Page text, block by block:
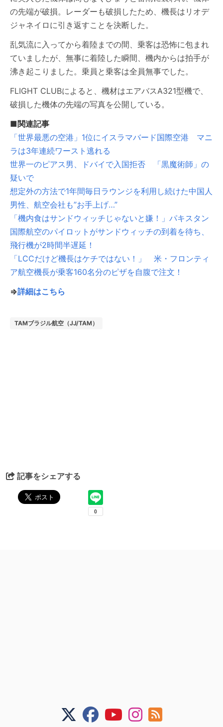
の先端が破損。レーダーも破損したため、機長はリオデ
ジャネイロに引き返すことを決断した。
乱気流に入ってから着陸までの間、乗客は恐怖に包まれ
ていましたが、無事に着陸した瞬間、機内からは拍手が
沸き起こりました。乗員と乗客は全員無事でした。
FLIGHT CLUBによると、機材はエアバスA321型機で、
破損した機体の先端の写真を公開している。
■関連記事
「世界最悪の空港」1位にイスラマバード国際空港 マニ
ラは3年連続ワースト逃れる
世界一のピアス男、ドバイで入国拒否 「黒魔術師」の
疑いで
想定外の方法で1年間毎日ラウンジを利用し続けた中国人
男性、航空会社も”お手上げ…”
「機内食はサンドウィッチじゃないと嫌！」パキスタン
国際航空のパイロットがサンドウィッチの到着を待ち、
飛行機が2時間半遅延！
「LCCだけど機長はケチではない！」 米・フロンティ
ア航空機長が乗客160名分のピザを自腹で注文！
⇒詳細はこちら
TAMブラジル航空（JJ/TAM）
記事をシェアする